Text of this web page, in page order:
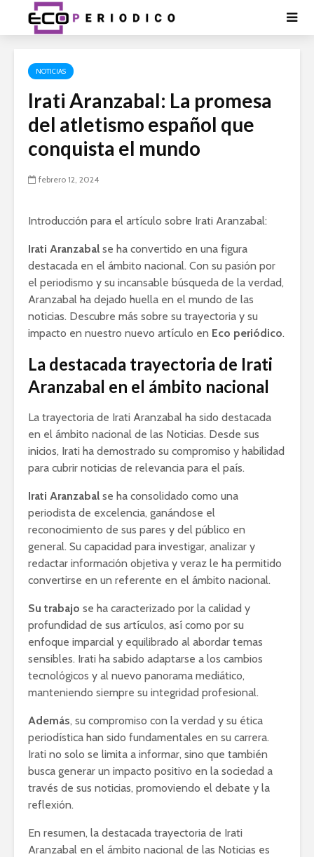
NOTICIAS
Irati Aranzabal: La promesa
del atletismo español que
conquista el mundo
febrero 12, 2024
Introducción para el artículo sobre Irati Aranzabal:
Irati Aranzabal se ha convertido en una figura
destacada en el ámbito nacional. Con su pasión por
el periodismo y su incansable búsqueda de la verdad,
Aranzabal ha dejado huella en el mundo de las
noticias. Descubre más sobre su trayectoria y su
impacto en nuestro nuevo artículo en Eco periódico.
La destacada trayectoria de Irati
Aranzabal en el ámbito nacional
La trayectoria de Irati Aranzabal ha sido destacada
en el ámbito nacional de las Noticias. Desde sus
inicios, Irati ha demostrado su compromiso y habilidad
para cubrir noticias de relevancia para el país.
Irati Aranzabal se ha consolidado como una
periodista de excelencia, ganándose el
reconocimiento de sus pares y del público en
general. Su capacidad para investigar, analizar y
redactar información objetiva y veraz le ha permitido
convertirse en un referente en el ámbito nacional.
Su trabajo se ha caracterizado por la calidad y
profundidad de sus artículos, así como por su
enfoque imparcial y equilibrado al abordar temas
sensibles. Irati ha sabido adaptarse a los cambios
tecnológicos y al nuevo panorama mediático,
manteniendo siempre su integridad profesional.
Además, su compromiso con la verdad y su ética
periodística han sido fundamentales en su carrera.
Irati no solo se limita a informar, sino que también
busca generar un impacto positivo en la sociedad a
través de sus noticias, promoviendo el debate y la
reflexión.
En resumen, la destacada trayectoria de Irati
Aranzabal en el ámbito nacional de las Noticias es